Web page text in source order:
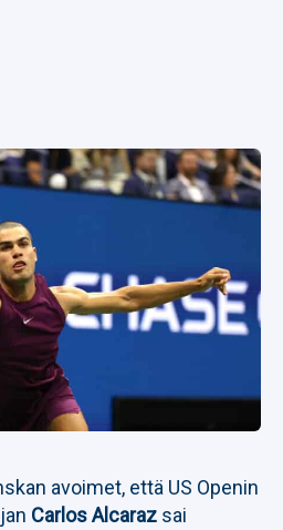
avoimet, että US Openin
Carlos Alcaraz sai